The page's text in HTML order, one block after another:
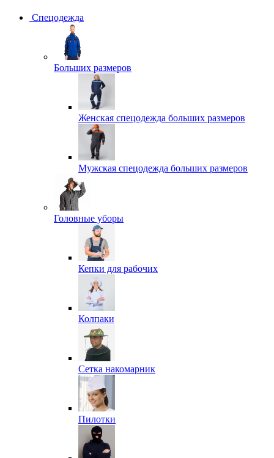
Спецодежда
Больших размеров
Женская спецодежда больших размеров
Мужская спецодежда больших размеров
Головные уборы
Кепки для рабочих
Колпаки
Сетка накомарник
Пилотки